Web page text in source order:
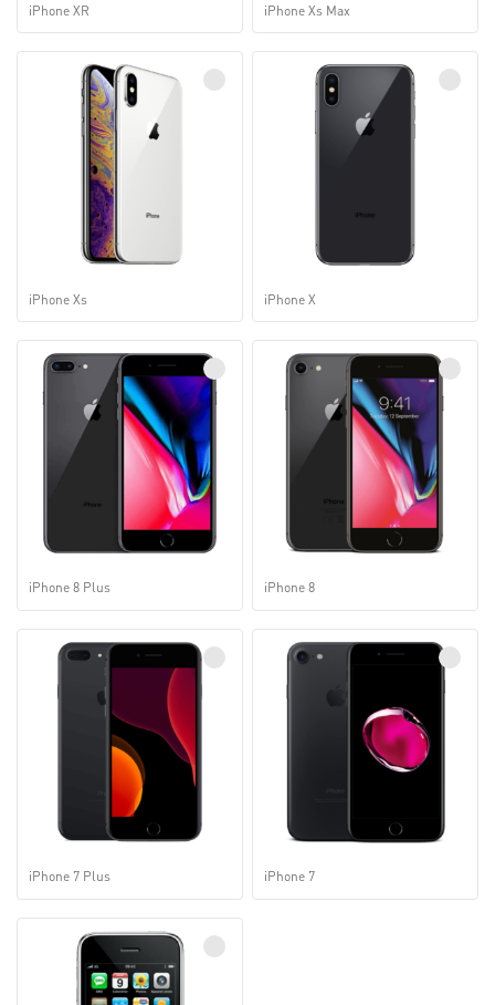
iPhone XR iPhone Xs Max
iPhone Xs iPhone X
iPhone 8 Plus iPhone 8
iPhone 7 Plus iPhone 7